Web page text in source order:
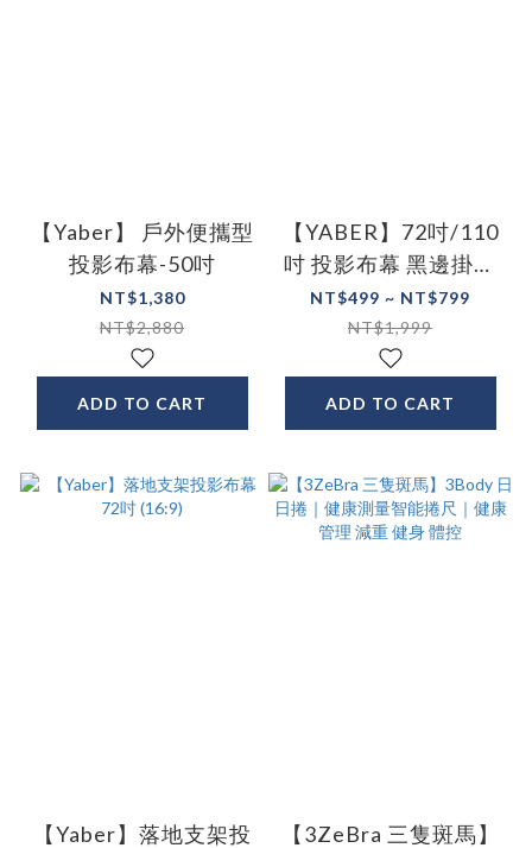
【Yaber】 戶外便攜型
投影布幕-50吋
NT$1,380
NT$2,880
ADD TO CART
【YABER】72吋/110
吋 投影布幕 黑邊掛勾
款
NT$499 ~ NT$799
NT$1,999
ADD TO CART
【Yaber】落地支架投
【3ZeBra 三隻斑馬】